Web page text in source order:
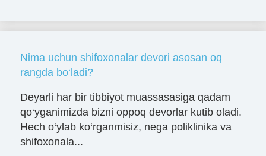
Nima uchun shifoxonalar devori asosan oq
rangda bo‘ladi?
Deyarli har bir tibbiyot muassasasiga qadam
qo‘yganimizda bizni oppoq devorlar kutib oladi.
Hech o‘ylab ko‘rganmisiz, nega poliklinika va
shifoxonala...